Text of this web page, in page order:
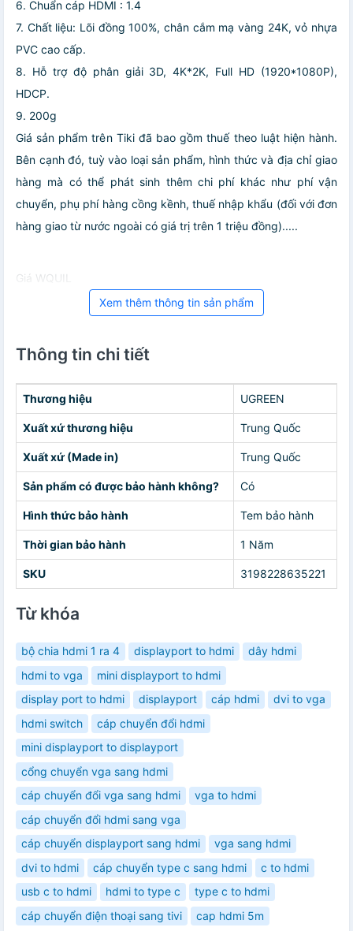
6. Chuẩn cáp HDMI : 1.4
7. Chất liệu: Lõi đồng 100%, chân cắm mạ vàng 24K, vỏ nhựa
PVC cao cấp.
8. Hỗ trợ độ phân giải 3D, 4K*2K, Full HD (1920*1080P),
HDCP.
9. 200g
Giá sản phẩm trên Tiki đã bao gồm thuế theo luật hiện hành.
Bên cạnh đó, tuỳ vào loại sản phẩm, hình thức và địa chỉ giao
hàng mà có thể phát sinh thêm chi phí khác như phí vận
chuyển, phụ phí hàng cồng kềnh, thuế nhập khẩu (đối với đơn
hàng giao từ nước ngoài có giá trị trên 1 triệu đồng).....
Giá WQUIL
Xem thêm thông tin sản phẩm
Thông tin chi tiết
Thương hiệu UGREEN
Xuất xứ thương hiệu Trung Quốc
Xuất xứ (Made in) Trung Quốc
Sản phẩm có được bảo hành không? Có
Hình thức bảo hành Tem bảo hành
Thời gian bảo hành 1 Năm
SKU 3198228635221
Từ khóa
bộ chia hdmi 1 ra 4 displayport to hdmi
dây hdmi
hdmi to vga
mini displayport to hdmi
display port to hdmi
displayport cáp hdmi
dvi to vga
hdmi switch
cáp chuyển đổi hdmi
mini displayport to displayport
cổng chuyển vga sang hdmi
cáp chuyển đổi vga sang hdmi
vga to hdmi
cáp chuyển đổi hdmi sang vga
cáp chuyển displayport sang hdmi
vga sang hdmi
dvi to hdmi
cáp chuyển type c sang hdmi
c to hdmi
usb c to hdmi
hdmi to type c
type c to hdmi
cáp chuyển điện thoại sang tivi
cap hdmi 5m